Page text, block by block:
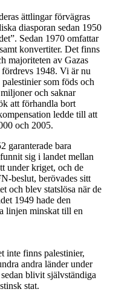
ättlingar förvägras
diasporan sedan 1950
Sedan 1970 omfattar
konvertiter. Det finns
majoriteten av Gazas
1948. Vi är nu
som föds och
och saknar
att förhandla bort
ledde till att
och 2005.
garanterade bara
sig i landet mellan
under kriget, och de
beslut, berövades sitt
och blev statslösa när de
1949 hade den
linjen minskat till en
inte finns palestinier,
andra länder under
blivit självständiga
stat.